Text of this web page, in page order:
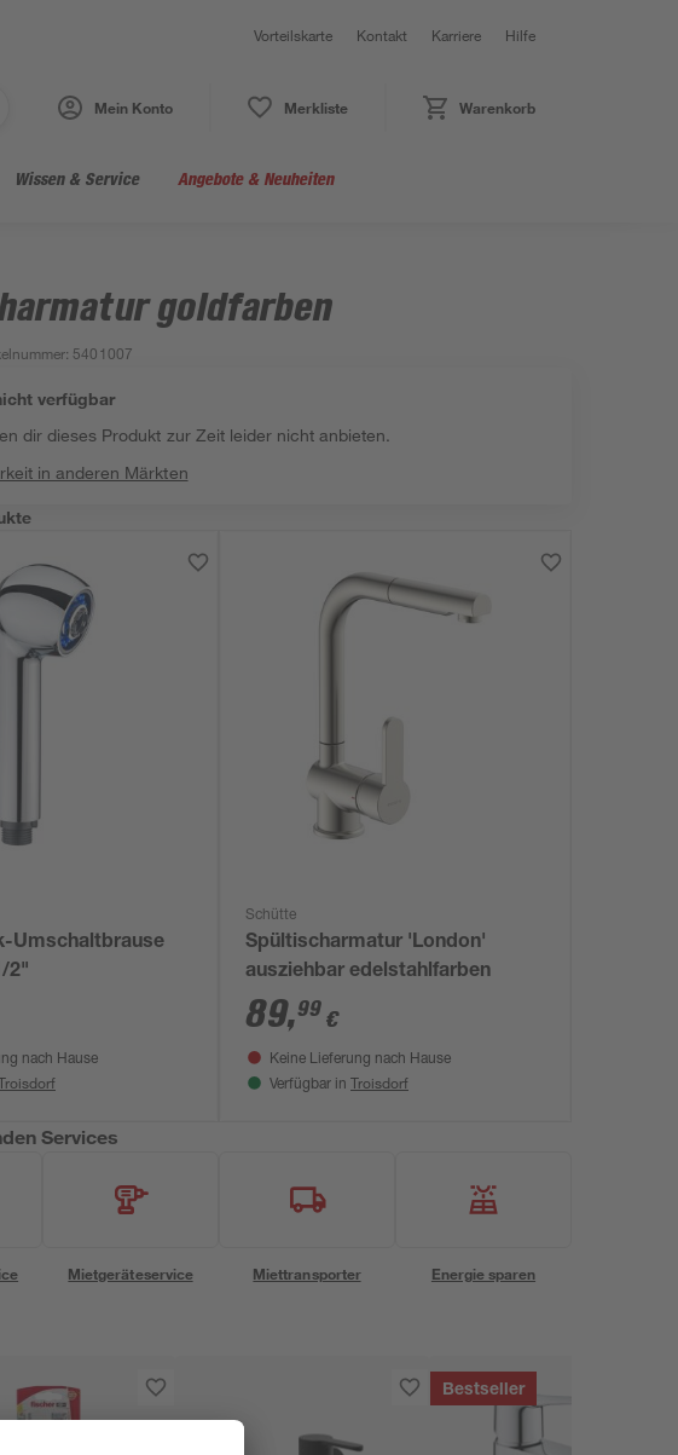
Vorteilskarte Kontakt Karriere Hilfe
Mein Konto Merkliste Warenkorb
Wissen & Service Angebote & Neuheiten
goldfarben
: 5401007
verfügbar
dir dieses Produkt zur Zeit leider nicht anbieten.
in anderen Märkten
Umschaltbrause
2"
nach Hause
Schütte
Spültischarmatur 'London'
ausziehbar edelstahlfarben
89,99 €
Keine Lieferung nach Hause
Verfügbar in Troisdorf
Services
Mietgeräteservice Miettransporter Energie sparen
Bestseller